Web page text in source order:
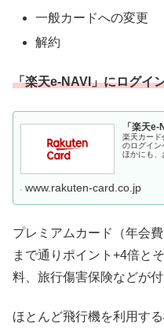
一般カードへの変更
解約
「楽天e-NAVI」にログイ
「楽天
楽天カード
のログイン
ほかにも、
www.rakuten-card.co.jp
プレミアムカード（年会
まで通りポイント+4倍と
料、旅行傷害保険などが付
ほとんど飛行機を利用す